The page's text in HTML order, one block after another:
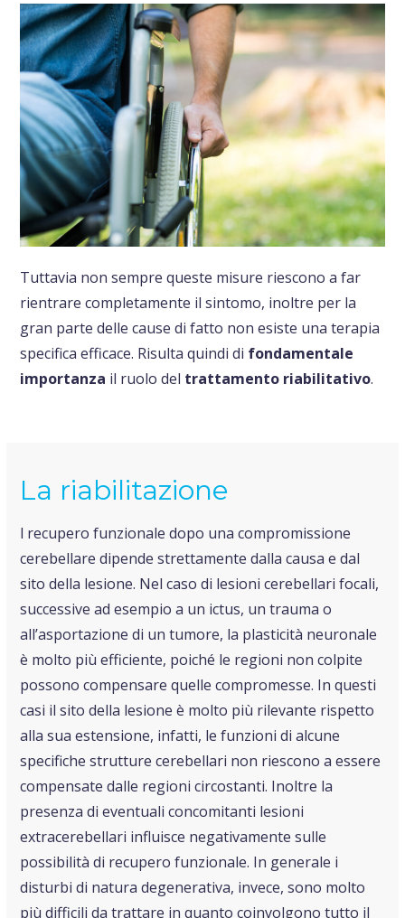
Tuttavia non sempre queste misure riescono a far
rientrare completamente il sintomo, inoltre per la
gran parte delle cause di fatto non esiste una terapia
specifica efficace. Risulta quindi di fondamentale
importanza il ruolo del trattamento riabilitativo.
La riabilitazione
l recupero funzionale dopo una compromissione
cerebellare dipende strettamente dalla causa e dal
sito della lesione. Nel caso di lesioni cerebellari focali,
successive ad esempio a un ictus, un trauma o
all’asportazione di un tumore, la plasticità neuronale
è molto più efficiente, poiché le regioni non colpite
possono compensare quelle compromesse. In questi
casi il sito della lesione è molto più rilevante rispetto
alla sua estensione, infatti, le funzioni di alcune
specifiche strutture cerebellari non riescono a essere
compensate dalle regioni circostanti. Inoltre la
presenza di eventuali concomitanti lesioni
extracerebellari influisce negativamente sulle
possibilità di recupero funzionale. In generale i
disturbi di natura degenerativa, invece, sono molto
più difficili da trattare in quanto coinvolgono tutto il